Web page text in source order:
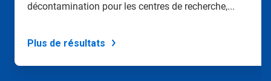
naviguer,
diapo
décontamination pour les centres de recherche,...
Plus de résultats